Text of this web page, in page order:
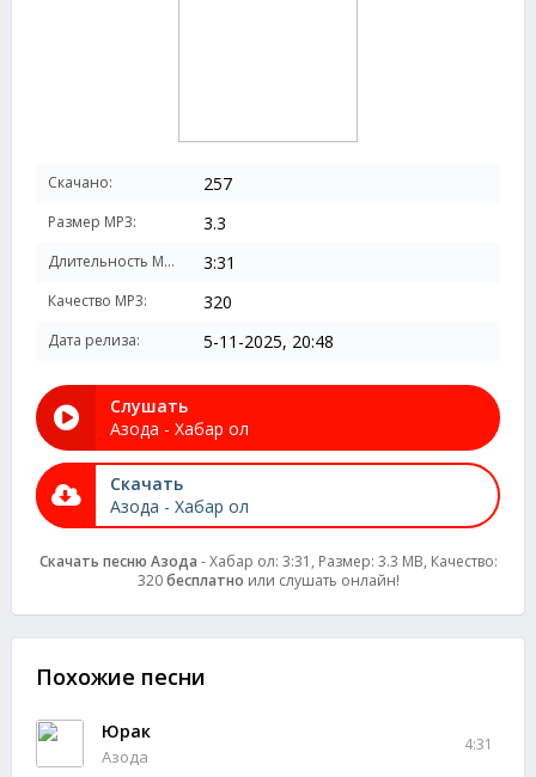
Скачано: 257
Размер MP3: 3.3
Длительность MP3: 3:31
Качество MP3: 320
Дата релиза: 5-11-2025, 20:48
Слушать
Азода - Хабар ол
Скачать
Азода - Хабар ол
Скачать песню Азода - Хабар ол: 3:31, Размер: 3.3 MB, Качество:
320бесплатно или слушать онлайн!
Похожие песни
Юрак
Азода
4:31